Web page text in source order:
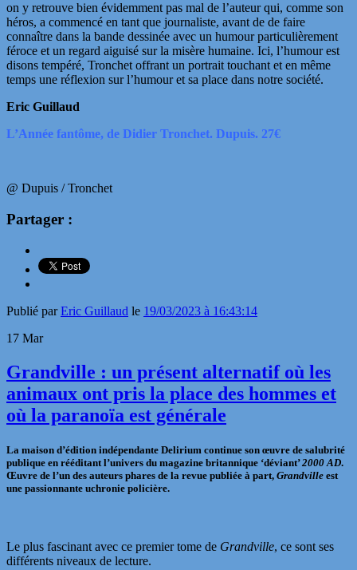
on y retrouve bien évidemment pas mal de l’auteur qui, comme son
héros, a commencé en tant que journaliste, avant de de faire
connaître dans la bande dessinée avec un humour particulièrement
féroce et un regard aiguisé sur la misère humaine. Ici, l’humour est
disons tempéré, Tronchet offrant un portrait touchant et en même
temps une réflexion sur l’humour et sa place dans notre société.
Eric Guillaud
L’Année fantôme, de Didier Tronchet. Dupuis. 27€
@ Dupuis / Tronchet
Partager :
Publié parEric Guillaud le 19/03/2023 à 16:43:14
17 Mar
Grandville : un présent alternatif où les
animaux ont pris la place des hommes et
où la paranoïa est générale
La maison d’édition indépendante Delirium continue son œuvre de salubrité
publique en rééditant l’univers du magazine britannique ‘déviant’2000 AD.
Œuvre de l’un des auteurs phares de la revue publiée à part, Grandville est
une passionnante uchronie policière.
Le plus fascinant avec ce premier tome de Grandville, ce sont ses
différents niveaux de lecture.